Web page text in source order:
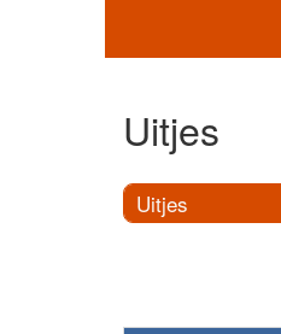
Uitjes
Uitjes